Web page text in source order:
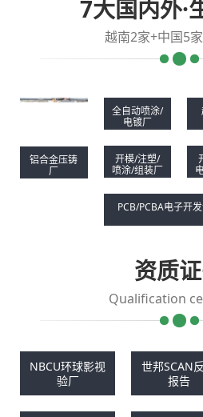
7大国内外·
越南2家+中国5
铝合金压铸
厂
全自动喷涂/
电镀厂
开模/注塑/
喷涂/组装厂
PCB/PCBA电子开
资质
Qualification
NBCU环球影视
验厂
世邦SCAN
报告